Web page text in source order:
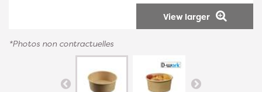
View larger
*Photos non contractuelles